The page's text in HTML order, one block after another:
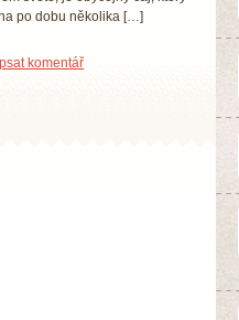
po dobu několika […]
komentář